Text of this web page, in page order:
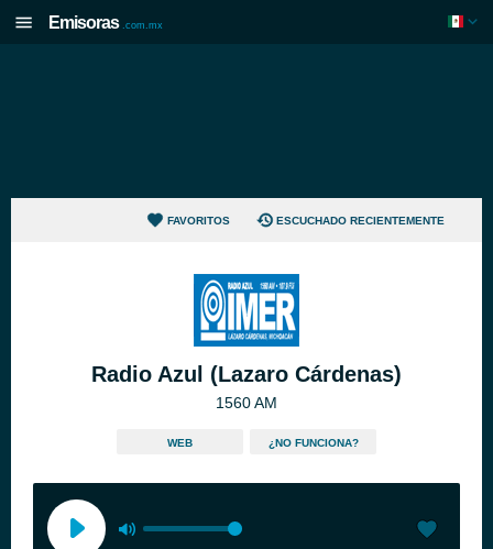
Emisoras .com.mx
FAVORITOS ESCUCHADO RECIENTEMENTE
Radio Azul (Lazaro Cárdenas)
1560 AM
WEB ¿NO FUNCIONA?